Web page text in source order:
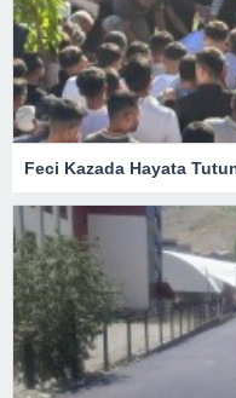
Feci Kazada Hayata